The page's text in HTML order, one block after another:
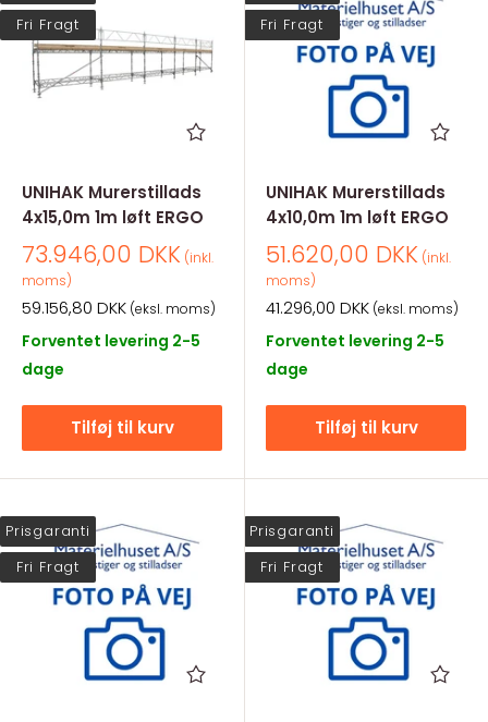
Fri Fragt
UNIHAK Murerstillads
4x15,0m 1m løft ERGO
Salgspris
73.946,00 DKK (inkl.
moms)
Salgspris
59.156,80 DKK (eksl. moms)
Forventet levering 2-5
dage
Tilføj til kurv
Fri Fragt
UNIHAK Murerstillads
4x10,0m 1m løft ERGO
Salgspris
51.620,00 DKK (inkl.
moms)
Salgspris
41.296,00 DKK (eksl. moms)
Forventet levering 2-5
dage
Tilføj til kurv
Prisgaranti
Fri Fragt
Prisgaranti
Fri Fragt